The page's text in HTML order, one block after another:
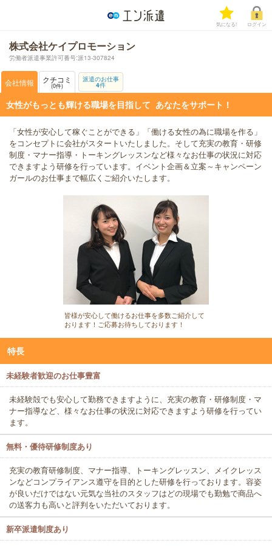
気になる! ログイン
株式会社ケイプロモーション
労働者派遣事業許可番号:派13-307824
会社情報 クチコミ
0件
派遣のお仕事
4件
女性がもっとも輝ける職場を目指して あなたをサポート！
「女性が安心して稼ぐことができる」「働ける女性の為に職場を作る」
をコンセプトに会社がスタートいたしました。そして充実の教育・研修
制度・マナー指導・トーキングレッスンなど様々なお仕事の状況に対応
できますよう研修を行っています。イベント企画＆立案～キャンペーン
ガールのお仕事まで幅広くご紹介いたします。
皆様が安心して働けるお仕事を多数ご紹介して
おります！ご応募お待ちしております！
特長
未経験者歓迎のお仕事豊富
未経験殻でも安心して勤務できますように、充実の教育・研修制度・マ
ナー指導など、様々なお仕事の状況に対応できますよう研修を行ってい
ます。
無料・優待研修制度あり
充実の教育研修制度、マナー指導、トーキングレッスン、メイクレッス
ンなどコンプライアンス遵守を目的とした研修を行っております。容姿
が良いだけではない元気な当社のスタッフはどの現場でも勤勉で商品へ
の送客力も高いと評判をいただいております。
新卒派遣制度あり